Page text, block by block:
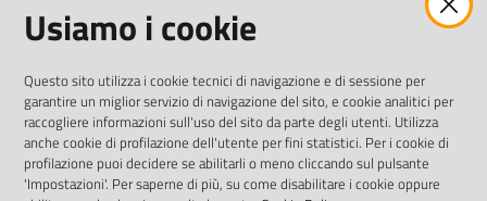
e
e
r
e
A
twitterfacebookyoutube
AREA DIPENDENTI
Posta Elettronica Aziendale
Cloud aziendale(manuale di istruzioni)
Portale del Dipendente
Usiamo i cookie
Questo sito utilizza i cookie tecnici di navigazione e di sessione per
garantire un miglior servizio di navigazione del sito, e cookie analitici per
raccogliere informazioni sull'uso del sito da parte degli utenti. Utilizza
anche cookie di profilazione dell'utente per fini statistici. Per i cookie di
profilazione puoi decidere se abilitarli o meno cliccando sul pulsante
'Impostazioni'. Per saperne di più, su come disabilitare i cookie oppure